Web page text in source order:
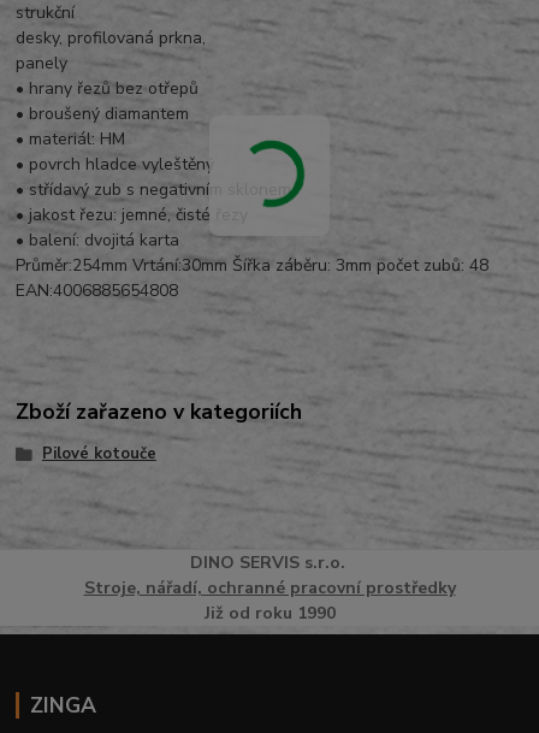
strukční
desky, profilovaná prkna,
panely
• hrany řezů bez otřepů
• broušený diamantem
• materiál: HM
• povrch hladce vyleštěný
• střídavý zub s negativním sklonem
• jakost řezu: jemné, čisté řezy
• balení: dvojitá karta
Průměr:254mm Vrtání:30mm Šířka záběru: 3mm počet zubů: 48
EAN:4006885654808
Zboží zařazeno v kategoriích
Pilové kotouče
DINO SERVISs.r.o.
Stroje, nářadí, ochranné pracovní prostředky
Již od roku 1990
ZINGA